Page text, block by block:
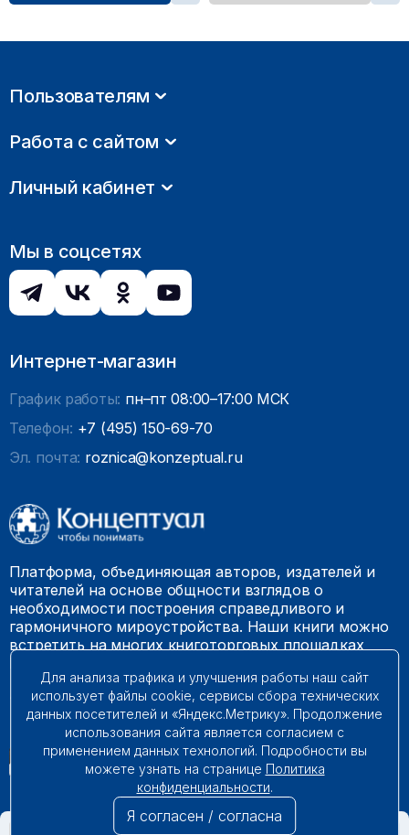
Пользователям
Работа с сайтом
Личный кабинет
Мы в соцсетях
Интернет-магазин
График работы: пн–пт 08:00–17:00 МСК
Телефон: +7 (495) 150-69-70
Эл. почта: roznica@konzeptual.ru
Платформа, объединяющая авторов, издателей и
читателей на основе общности взглядов о
необходимости построения справедливого и
гармоничного мироустройства. Наши книги можно
встретить на многих книготорговых площадках
© 2009 – 2026. Все права защищены.
Для анализа трафика и улучшения работы наш сайт
использует файлы cookie, сервисы сбора технических
данных посетителей и «Яндекс.Метрику». Продолжение
использования сайта является согласием с
применением данных технологий. Подробности вы
можете узнать на странице Политика
конфиденциальности.
Я согласен / согласна